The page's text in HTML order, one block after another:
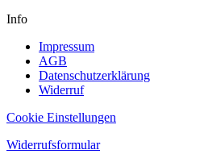
Info
Impressum
AGB
Datenschutzerklärung
Widerruf
Cookie Einstellungen
Widerrufsformular